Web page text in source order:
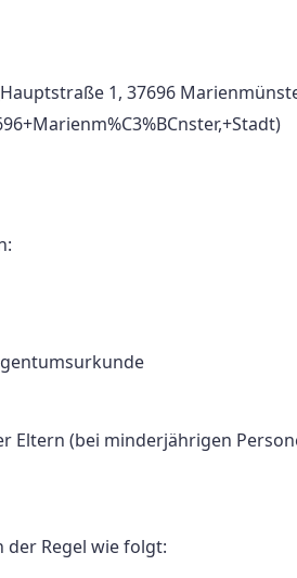
1, 37696
Eltern (bei minderjährigen
Regel wie folgt: